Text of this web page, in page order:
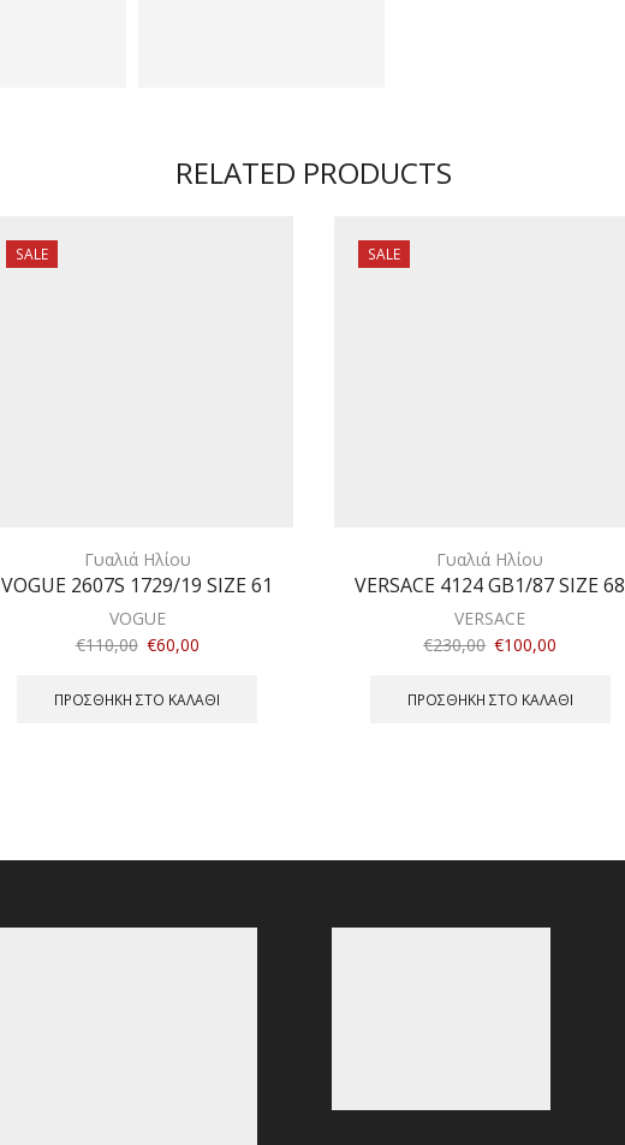
RELATED PRODUCTS
SALE
Γυαλιά Ηλίου
VOGUE 2607S 1729/19 SIZE 61
VOGUE
€110,00 €60,00
ΠΡΟΣΘΉΚΗ ΣΤΟ ΚΑΛΆΘΙ
SALE
Γυαλιά Ηλίου
VERSACE 4124 GB1/87 SIZE 68
VERSACE
€230,00 €100,00
ΠΡΟΣΘΉΚΗ ΣΤΟ ΚΑΛΆΘΙ